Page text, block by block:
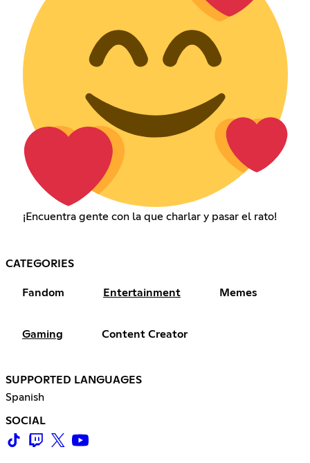
¡Encuentra gente con la que charlar y pasar el rato!
CATEGORIES
Fandom Entertainment Memes
Gaming Content Creator
SUPPORTED LANGUAGES
Spanish
SOCIAL